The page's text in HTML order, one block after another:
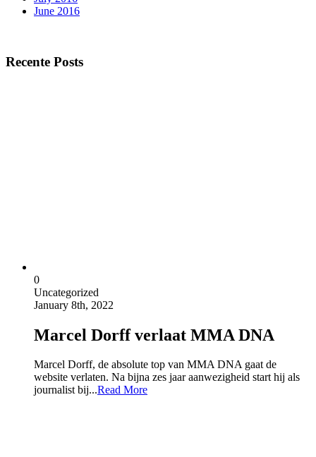
June 2016
Recente Posts
0
Uncategorized
January 8th, 2022
Marcel Dorff verlaat MMA DNA
Marcel Dorff, de absolute top van MMA DNA gaat de
website verlaten. Na bijna zes jaar aanwezigheid start hij als
journalist bij...Read More